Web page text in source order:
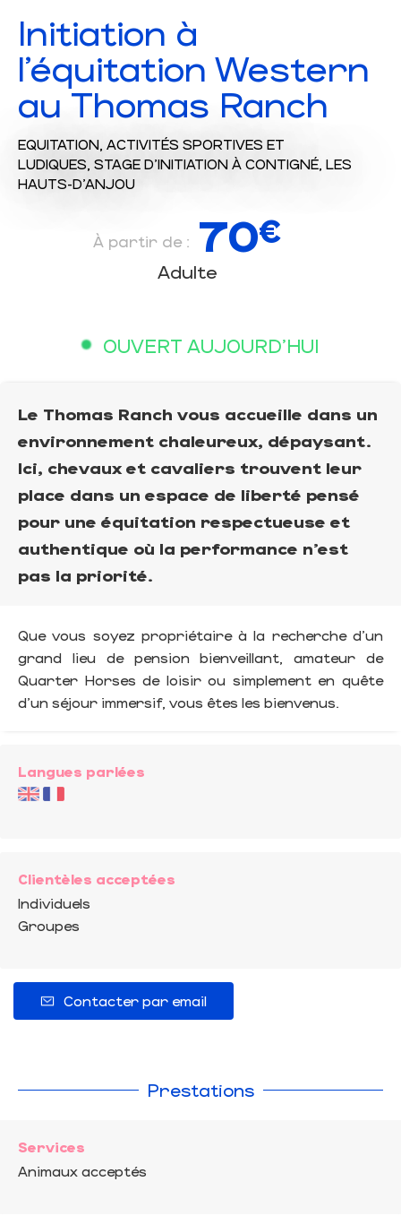
Initiation à
l'équitation Western
au Thomas Ranch
EQUITATION, ACTIVITÉS SPORTIVES ET
LUDIQUES, STAGE D'INITIATION À CONTIGNÉ, LES
HAUTS-D'ANJOU
À partir de : 70€
Adulte
OUVERT AUJOURD'HUI
Le Thomas Ranch vous accueille dans un
environnement chaleureux, dépaysant.
Ici, chevaux et cavaliers trouvent leur
place dans un espace de liberté pensé
pour une équitation respectueuse et
authentique où la performance n’est
pas la priorité.
Que vous soyez propriétaire à la recherche d’un
grand lieu de pension bienveillant, amateur de
Quarter Horses de loisir ou simplement en quête
d’un séjour immersif, vous êtes les bienvenus.
Langues parlées
Clientèles acceptées
Individuels
Groupes
Contacter par email
Prestations
Services
Animaux acceptés